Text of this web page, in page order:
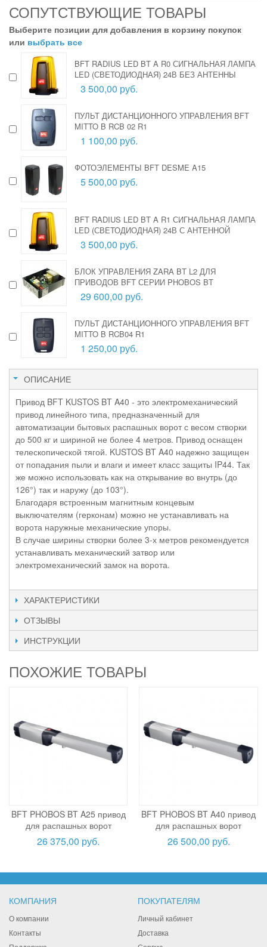
СОПУТСТВУЮЩИЕ ТОВАРЫ
Выберите позиции для добавления в корзину покупок
или выбрать все
BFT RADIUS LED BT A R0 СИГНАЛЬНАЯ ЛАМПА
LED (СВЕТОДИОДНАЯ) 24В БЕЗ АНТЕННЫ
3 500,00 руб.
ПУЛЬТ ДИСТАНЦИОННОГО УПРАВЛЕНИЯ BFT
MITTO B RCB 02 R1
1 100,00 руб.
ФОТОЭЛЕМЕНТЫ BFT DESME A15
5 500,00 руб.
BFT RADIUS LED BT A R1 СИГНАЛЬНАЯ ЛАМПА
LED (СВЕТОДИОДНАЯ) 24В С АНТЕННОЙ
3 500,00 руб.
БЛОК УПРАВЛЕНИЯ ZARA BT L2 ДЛЯ
ПРИВОДОВ BFT СЕРИИ PHOBOS BT
29 600,00 руб.
ПУЛЬТ ДИСТАНЦИОННОГО УПРАВЛЕНИЯ BFT
MITTO B RCB04 R1
1 250,00 руб.
ОПИСАНИЕ
Привод BFT KUSTOS BT A40 - это электромеханический
привод линейного типа, предназначенный для
автоматизации бытовых распашных ворот с весом створки
до 500 кг и шириной не более 4 метров. Привод оснащен
телескопической тягой. KUSTOS BT A40 надежно защищен
от попадания пыли и влаги и имеет класс защиты IP44. Так
же можно использовать как на открывание во внутрь (до
126°) так и наружу (до 103°).
Благодаря встроенным магнитным концевым
выключателям (герконам) можно не устанавливать на
ворота наружные механические упоры.
В случае ширины створки более 3-х метров рекомендуется
устанавливать механический затвор или
электромеханический замок на ворота.
ХАРАКТЕРИСТИКИ
ОТЗЫВЫ
ИНСТРУКЦИИ
ПОХОЖИЕ ТОВАРЫ
BFT PHOBOS BT A25 привод
для распашных ворот
26 375,00 руб.
BFT PHOBOS BT A40 привод
для распашных ворот
26 500,00 руб.
КОМПАНИЯ
О компании
Контакты
ПОКУПАТЕЛЯМ
Личный кабинет
Доставка